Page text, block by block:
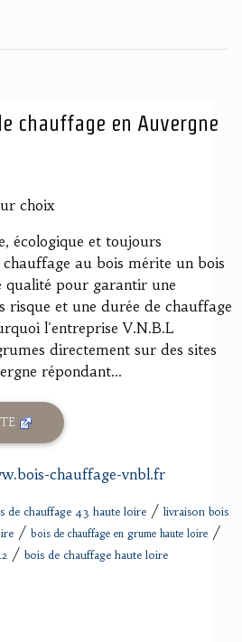
chauffage en Auvergne
choix
écologique et toujours
au bois mérite un bois
qualité pour garantir une
risque et une durée de chauffage
l'entreprise V.N.B.L
directement sur des sites
répondant...
chauffage-vnbl.fr
de chauffage 43 haute loire / livraison bois
/ bois de chauffage en grume haute loire /
/ bois de chauffage haute loire